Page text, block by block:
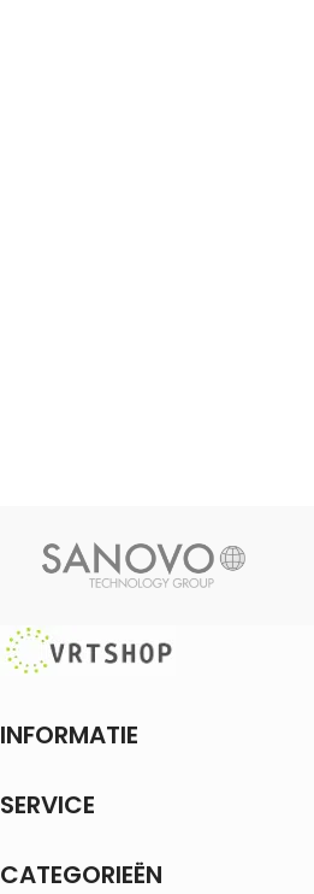
INFORMATIE
SERVICE
CATEGORIEËN